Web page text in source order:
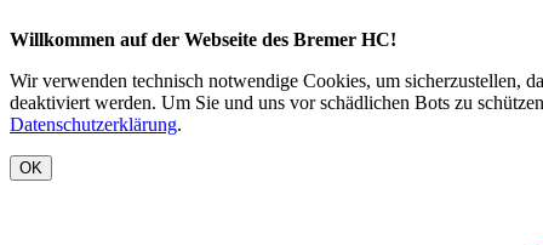
Willkommen auf der Webseite des Bremer HC!
Wir verwenden technisch notwendige Cookies, um sicherzustellen,
deaktiviert werden. Um Sie und uns vor schädlichen Bots zu
Datenschutzerklärung.
OK